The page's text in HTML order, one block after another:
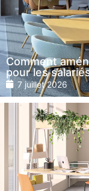
Comment
pour les
7 juillet 2026